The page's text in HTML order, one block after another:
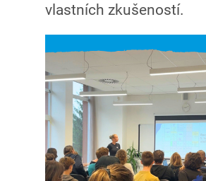
vlastních zkušeností.